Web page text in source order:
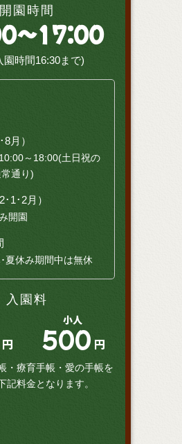
開園時間
～17:00
園時間16:30まで)
月）
～18:00(土日祝の
通り)
1･2月）
開園
夏休み期間中は無休
入園料
円
小人
500 円
・療育手帳・愛の手帳を
記料金となります。